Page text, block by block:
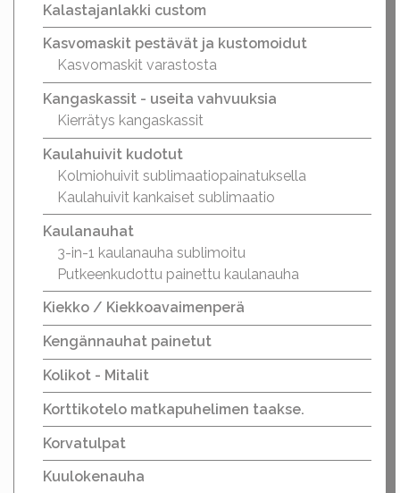
Kalastajanlakki custom
Kasvomaskit pestävät ja kustomoidut
Kasvomaskit varastosta
Kangaskassit - useita vahvuuksia
Kierrätys kangaskassit
Kaulahuivit kudotut
Kolmiohuivit sublimaatiopainatuksella
Kaulahuivit kankaiset sublimaatio
Kaulanauhat
3-in-1 kaulanauha sublimoitu
Putkeenkudottu painettu kaulanauha
Kiekko / Kiekkoavaimenperä
Kengännauhat painetut
Kolikot - Mitalit
Korttikotelo matkapuhelimen taakse.
Korvatulpat
Kuulokenauha